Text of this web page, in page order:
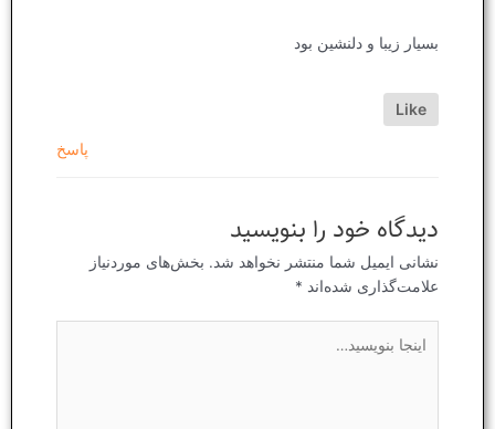
بسیار زیبا و دلنشین بود
Like
پاسخ
دیدگاه‌ خود را بنویسید
نشانی ایمیل شما منتشر نخواهد شد. بخش‌های موردنیاز
علامت‌گذاری شده‌اند *
بنویسید…